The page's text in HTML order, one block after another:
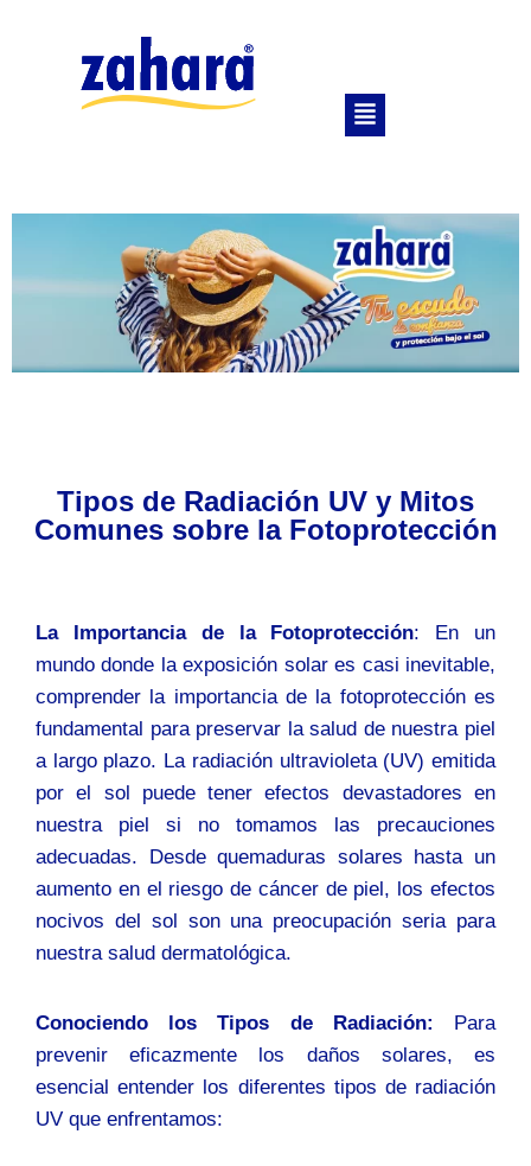
Tipos de Radiación UV y Mitos
Comunes sobre la Fotoprotección
La Importancia de la Fotoprotección: En un
mundo donde la exposición solar es casi inevitable,
comprender la importancia de la fotoprotección es
fundamental para preservar la salud de nuestra piel
a largo plazo. La radiación ultravioleta (UV) emitida
por el sol puede tener efectos devastadores en
nuestra piel si no tomamos las precauciones
adecuadas. Desde quemaduras solares hasta un
aumento en el riesgo de cáncer de piel, los efectos
nocivos del sol son una preocupación seria para
nuestra salud dermatológica.
Conociendo los Tipos de Radiación: Para
prevenir eficazmente los daños solares, es
esencial entender los diferentes tipos de radiación
UV que enfrentamos: